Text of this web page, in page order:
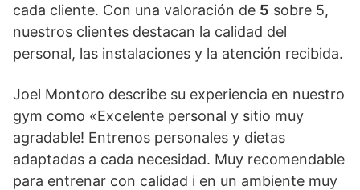
cada cliente. Con una valoración de 5 sobre 5,
nuestros clientes destacan la calidad del
personal, las instalaciones y la atención recibida.
Joel Montoro describe su experiencia en nuestro
gym como «Excelente personal y sitio muy
agradable! Entrenos personales y dietas
adaptadas a cada necesidad. Muy recomendable
para entrenar con calidad i en un ambiente muy